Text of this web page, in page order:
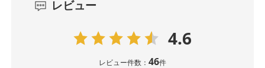
レビュー
4.6
レビュー件数： 46件